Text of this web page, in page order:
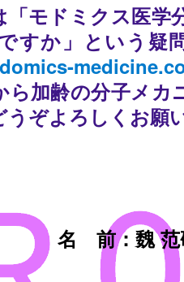
「モドミクス医
すか」という疑
ら加齢の分子メ
ぞよろしくお願
名 前：魏 范